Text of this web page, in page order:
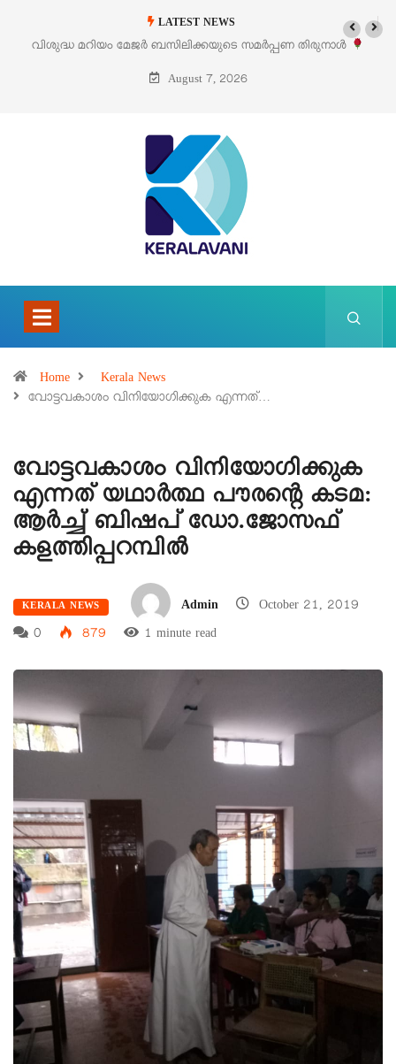
LATEST NEWS
തിരുനാൾ
‘പെറ്റൽസ്’ ലൈഫ് സ്റ്റൈൽ എക്സിബിഷനും സെയിലും
പെരുമാനൂരിൽ
August 7, 2026
Home
Kerala News
വോട്ടവകാശം വിനിയോഗിക്കുക എന്നത്…
വോട്ടവകാശം വിനിയോഗിക്കുക
എന്നത് യഥാർത്ഥ പൗരന്റെ കടമ:
ആർച്ച് ബിഷപ് ഡോ.ജോസഫ്
കളത്തിപ്പറമ്പിൽ
KERALA NEWS Admin
October 21, 2019
0
879 1 minute read